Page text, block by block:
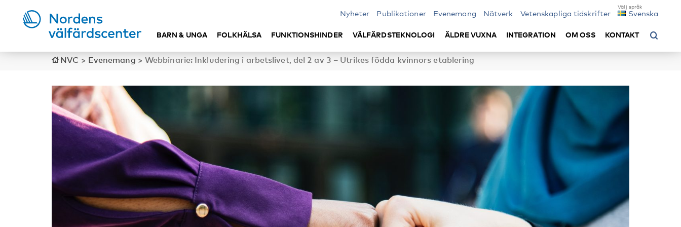
Nyheter Publikationer Evenemang Nätverk Vetenskapliga tidskrifter Svenska
BARN & UNGA FOLKHÄLSA FUNKTIONSHINDER VÄLFÄRDSTEKNOLOGI ÄLDRE VUXNA INTEGRATION OM OSS KONTAKT
NVC > Evenemang > Webbinarie: Inkludering i arbetslivet, del 2 av 3 – Utrikes födda kvinnors etablering